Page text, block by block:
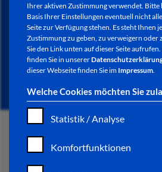
Ihrer aktiven Zustimmung verwendet. Bitte
Basis Ihrer Einstellungen eventuell nicht
Seite zur Verfügung stehen. Es steht Ihnen
Zustimmung zu geben, zu verweigern
Sie den Link unten auf dieser Seite
finden Sie in unserer
dieser Webseite finden Sie im Impressum.
Welche Cookies möchten Sie
Statistik / Analyse
Komfortfunktionen
NEWSLETTER /
START